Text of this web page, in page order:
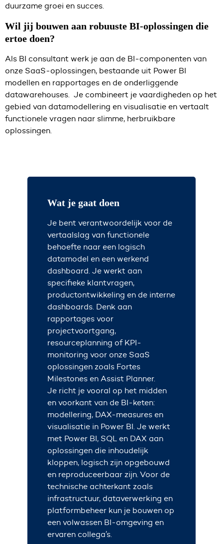
duurzame groei en succes.
Wil jij bouwen aan robuuste BI-oplossingen die
ertoe doen?
Als BI consultant werk je aan de BI-componenten van
onze SaaS-oplossingen, bestaande uit Power BI
modellen en rapportages en de onderliggende
datawarehouses. Je combineert je vaardigheden op het
gebied van datamodellering en visualisatie en vertaalt
functionele vragen naar slimme, herbruikbare
oplossingen.
Wat je gaat doen
Je bent verantwoordelijk voor de
vertaalslag van functionele
behoefte naar een logisch
datamodel en een werkend
dashboard. Je werkt aan
specifieke klantvragen,
productontwikkeling en de interne
dashboards. Denk aan
rapportages voor
projectvoortgang,
resourceplanning of KPI-
monitoring voor onze SaaS
oplossingen zoals Fortes
Milestones en Assist Planner.
Je richt je vooral op het midden
en voorkant van de BI-keten:
modellering, DAX-measures en
visualisatie in Power BI. Je werkt
met Power BI, SQL en DAX aan
oplossingen die inhoudelijk
kloppen, logisch zijn opgebouwd
en reproduceerbaar zijn. Voor de
technische achterkant zoals
infrastructuur, dataverwerking en
platformbeheer kun je bouwen op
een volwassen BI-omgeving en
ervaren collega’s.